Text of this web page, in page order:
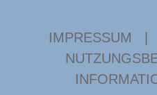
IMPRESSUM